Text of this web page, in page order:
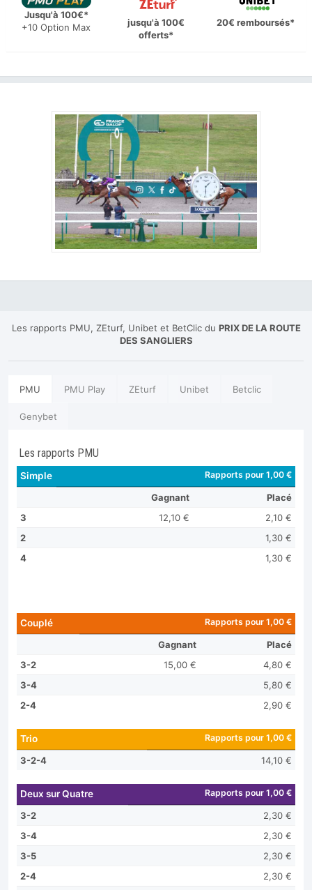
Jusqu'à 100€*
+10 Option Max
jusqu'à 100€
offerts*
20€ remboursés*
Les rapports PMU, ZEturf, Unibet et BetClic du PRIX DE LA ROUTE
DES SANGLIERS
PMU PMU Play ZEturf Unibet Betclic
Genybet
Les rapports PMU
Simple Rapports pour 1,00 €
Gagnant
Placé
3
12,10 €
2,10 €
2
1,30 €
4
1,30 €
Couplé Rapports pour 1,00 €
Gagnant
Placé
3-2
15,00 €
4,80 €
3-4
5,80 €
2-4
2,90 €
Trio Rapports pour 1,00 €
3-2-4 14,10 €
Deux sur Quatre Rapports pour 1,00 €
3-2
2,30 €
3-4
2,30 €
3-5
2,30 €
2-4
2,30 €